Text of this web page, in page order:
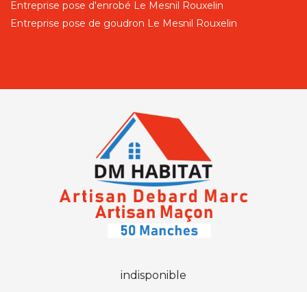
Entreprise pose d'enrobé Le Mesnil Rouxelin
Entreprise pose de goudron Le Mesnil Rouxelin
indisponible